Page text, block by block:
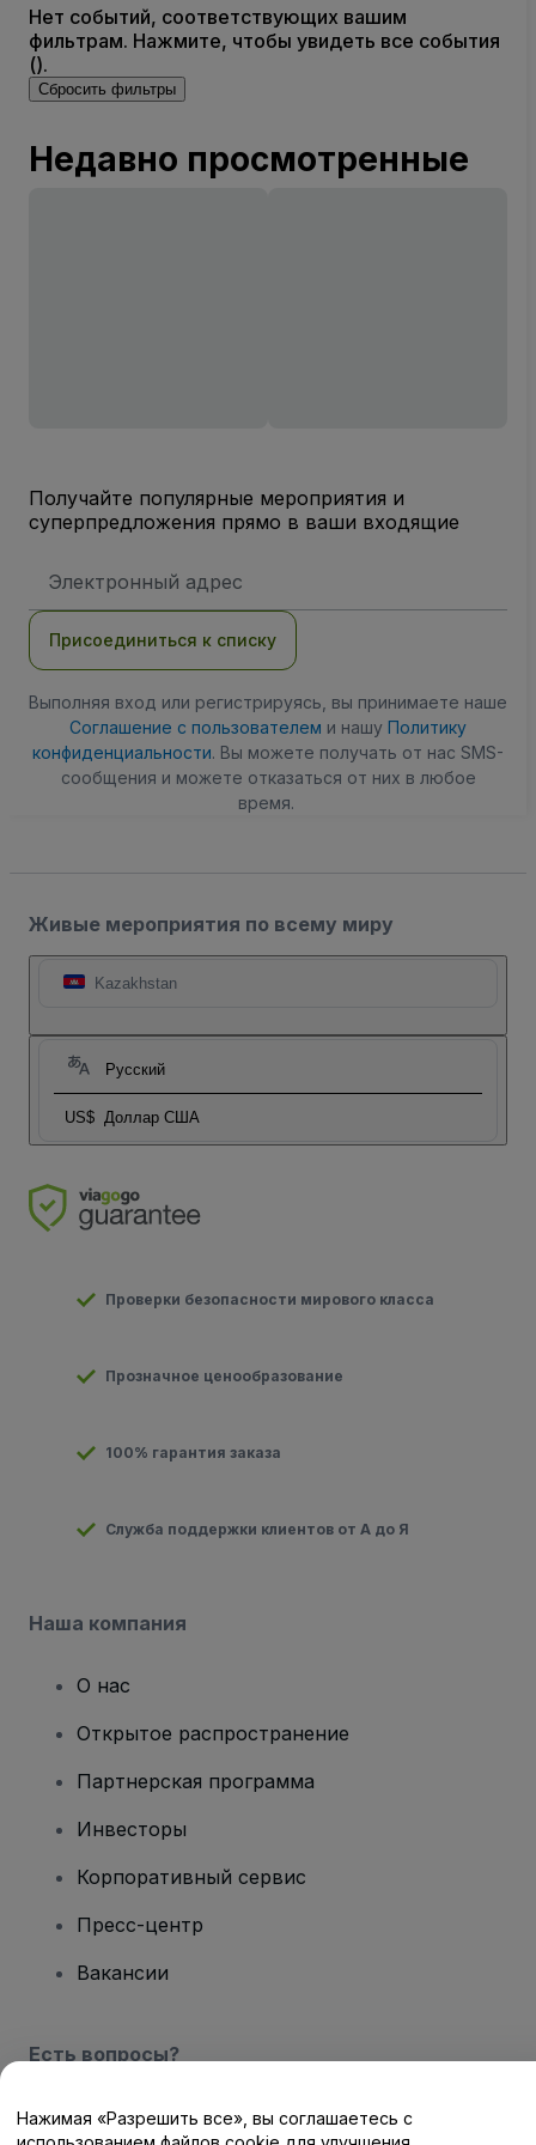
Нет событий, соответствующих вашим
фильтрам. Нажмите, чтобы увидеть все события
().
Сбросить фильтры
Недавно просмотренные
Получайте популярные мероприятия и
суперпредложения прямо в ваши входящие
электронной
Присоединиться к списку
Выполняя вход или регистрируясь, вы принимаете наше
Соглашение с пользователем и нашу Политику
конфиденциальности. Вы можете получать от нас SMS-
сообщения и можете отказаться от них в любое
время.
Живые мероприятия по всему миру
Kazakhstan
Русский
US$ Доллар США
Проверки безопасности мирового класса
Прозначное ценообразование
100% гарантия заказа
Служба поддержки клиентов от А до Я
Наша компания
О нас
Открытое распространение
Партнерская программа
Инвесторы
Корпоративный сервис
Пресс-центр
Вакансии
Есть вопросы?
Центр помощи / Свяжитесь с нами
Нажимая «Разрешить все», вы соглашаетесь с